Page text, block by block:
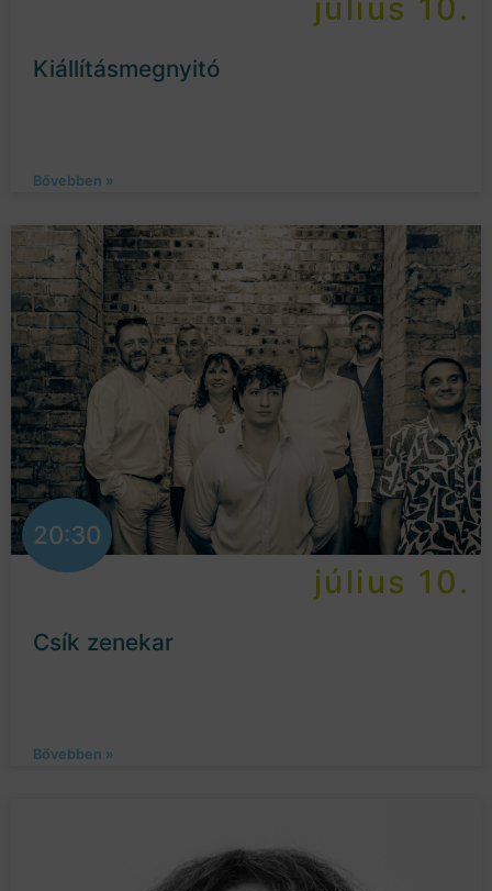
július 10.
Kiállításmegnyitó
Bővebben »
20:30
július 10.
Csík zenekar
Bővebben »